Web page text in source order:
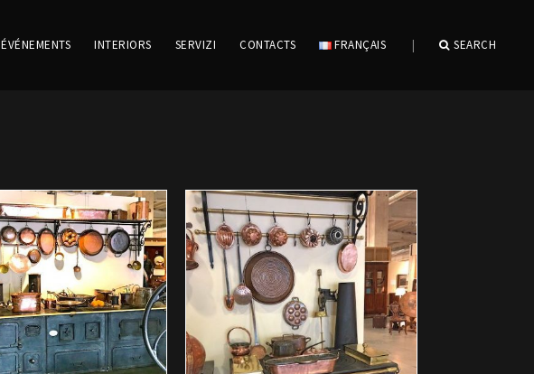
ÉVÉNEMENTS INTERIORS SERVIZI CONTACTS FRANÇAIS | SEARCH